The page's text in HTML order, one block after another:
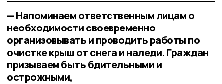
— Напоминаем ответственным лицам о
необходимости своевременно
организовывать и проводить работы по
очистке крыш от снега и наледи. Граждан
призываем быть бдительными и
острожными,